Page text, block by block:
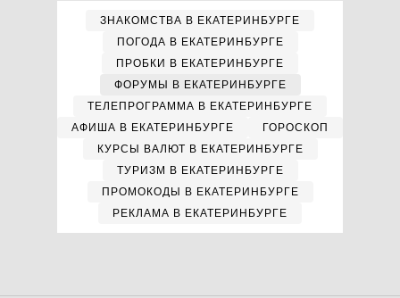
ЗНАКОМСТВА В ЕКАТЕРИНБУРГЕ
ПОГОДА В ЕКАТЕРИНБУРГЕ
ПРОБКИ В ЕКАТЕРИНБУРГЕ
ФОРУМЫ В ЕКАТЕРИНБУРГЕ
ТЕЛЕПРОГРАММА В ЕКАТЕРИНБУРГЕ
АФИША В ЕКАТЕРИНБУРГЕ
ГОРОСКОП
КУРСЫ ВАЛЮТ В ЕКАТЕРИНБУРГЕ
ТУРИЗМ В ЕКАТЕРИНБУРГЕ
ПРОМОКОДЫ В ЕКАТЕРИНБУРГЕ
РЕКЛАМА В ЕКАТЕРИНБУРГЕ